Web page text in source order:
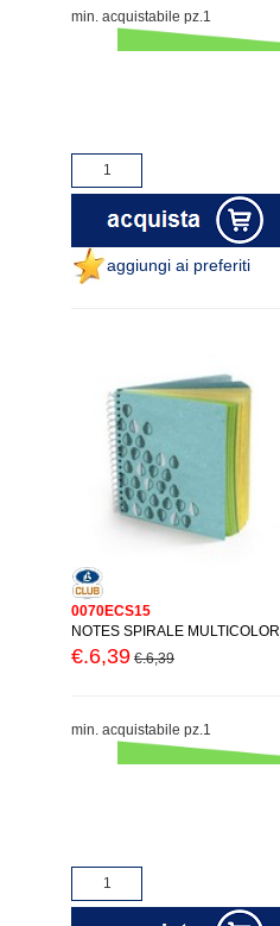
min. acquistabile pz.1
aggiungi ai preferiti
0070ECS15
NOTES SPIRALE MULTICOLOR
€.6,39 €.6,39
min. acquistabile pz.1